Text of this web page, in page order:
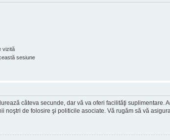
vizită
sesiune
câteva secunde, dar vă va oferi facilităţi
noştri de folosire şi politicile asociate. Vă rugăm să vă